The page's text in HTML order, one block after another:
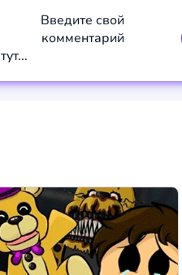
Введите свой
комментарий
тут...
Отмена